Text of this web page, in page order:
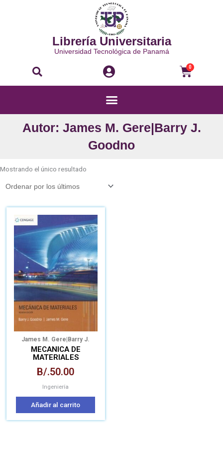
Librería Universitaria
Universidad Tecnológica de Panamá
Buscar 0
Menú
Autor: James M. Gere|Barry J.
Goodno
Mostrando el único resultado
James M. Gere|Barry J.
Goodno
MECANICA DE
MATERIALES
B/.50.00
Ingeniería
Añadir al carrito